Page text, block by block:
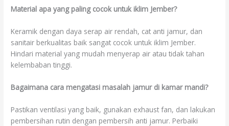
Material apa yang paling cocok untuk iklim Jember?
Keramik dengan daya serap air rendah, cat anti jamur, dan
sanitair berkualitas baik sangat cocok untuk iklim Jember.
Hindari material yang mudah menyerap air atau tidak tahan
kelembaban tinggi.
Bagaimana cara mengatasi masalah jamur di kamar mandi?
Pastikan ventilasi yang baik, gunakan exhaust fan, dan lakukan
pembersihan rutin dengan pembersih anti jamur. Perbaiki